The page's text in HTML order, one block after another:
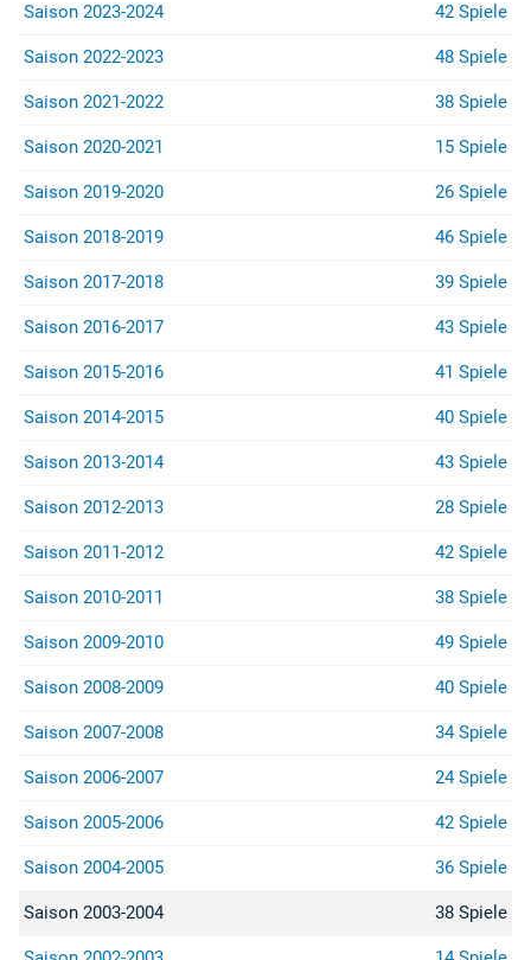
Saison 2023-2024 42 Spiele
Saison 2022-2023 48 Spiele
Saison 2021-2022 38 Spiele
Saison 2020-2021 15 Spiele
Saison 2019-2020 26 Spiele
Saison 2018-2019 46 Spiele
Saison 2017-2018 39 Spiele
Saison 2016-2017 43 Spiele
Saison 2015-2016 41 Spiele
Saison 2014-2015 40 Spiele
Saison 2013-2014 43 Spiele
Saison 2012-2013 28 Spiele
Saison 2011-2012 42 Spiele
Saison 2010-2011 38 Spiele
Saison 2009-2010 49 Spiele
Saison 2008-2009 40 Spiele
Saison 2007-2008 34 Spiele
Saison 2006-2007 24 Spiele
Saison 2005-2006 42 Spiele
Saison 2004-2005 36 Spiele
Saison 2003-2004 38 Spiele